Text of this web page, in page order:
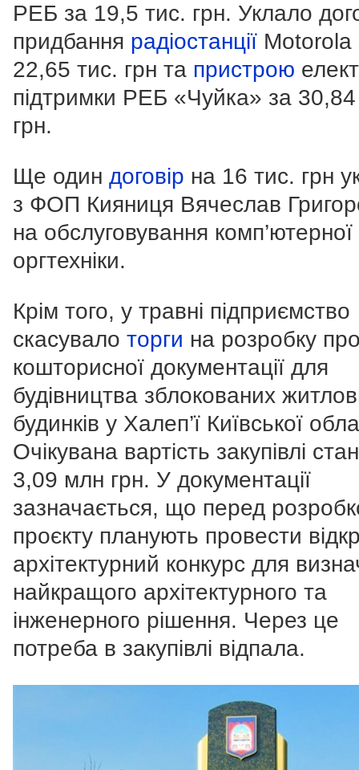
РЕБ за 19,5 тис. грн. Уклало
придбання радіостанції Motorola
22,65 тис. грн та пристрою
підтримки РЕБ «Чуйка» за
грн.
Ще один договір на 16 тис. грн
з ФОП Кияниця Вячеслав
на обслуговування комп’ютерної
оргтехніки.
Крім того, у травні підприємство
скасувало торги на розробку
кошторисної документації для
будівництва зблокованих
будинків у Халеп’ї Київської
Очікувана вартість закупівлі
3,09 млн грн. У документації
зазначається, що перед
проєкту планують провести
архітектурний конкурс для
найкращого архітектурного та
інженерного рішення. Через це
потреба в закупівлі відпала.